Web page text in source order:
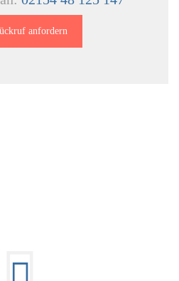
anfordern